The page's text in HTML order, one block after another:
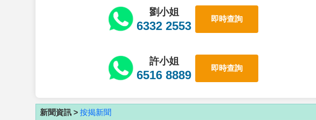
劉小姐
6332 2553
即時查詢
許小姐
6516 8889
即時查詢
新聞資訊 > 按揭新聞